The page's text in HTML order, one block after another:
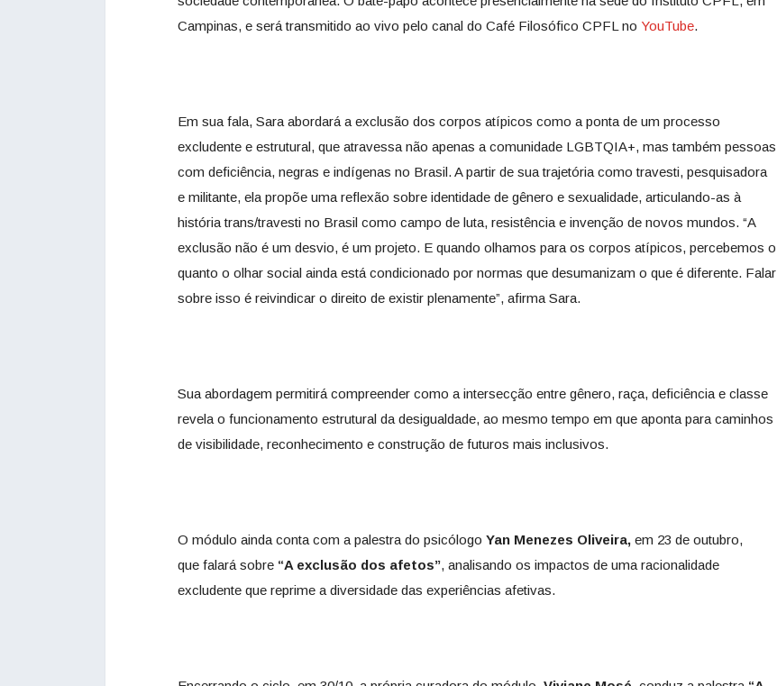
Campinas, e será transmitido ao vivo pelo canal do Café Filosófico CPFL no YouTube.
Em sua fala, Sara abordará a exclusão dos corpos atípicos como a ponta de um processo
excludente e estrutural, que atravessa não apenas a comunidade LGBTQIA+, mas também pessoas
com deficiência, negras e indígenas no Brasil. A partir de sua trajetória como travesti, pesquisadora
e militante, ela propõe uma reflexão sobre identidade de gênero e sexualidade, articulando-as à
história trans/travesti no Brasil como campo de luta, resistência e invenção de novos mundos. “A
exclusão não é um desvio, é um projeto. E quando olhamos para os corpos atípicos, percebemos o
quanto o olhar social ainda está condicionado por normas que desumanizam o que é diferente. Falar
sobre isso é reivindicar o direito de existir plenamente”, afirma Sara.
Sua abordagem permitirá compreender como a intersecção entre gênero, raça, deficiência e classe
revela o funcionamento estrutural da desigualdade, ao mesmo tempo em que aponta para caminhos
de visibilidade, reconhecimento e construção de futuros mais inclusivos.
O módulo ainda conta com a palestra do psicólogo Yan Menezes Oliveira, em 23 de outubro,
que falará sobre “A exclusão dos afetos”, analisando os impactos de uma racionalidade
excludente que reprime a diversidade das experiências afetivas.